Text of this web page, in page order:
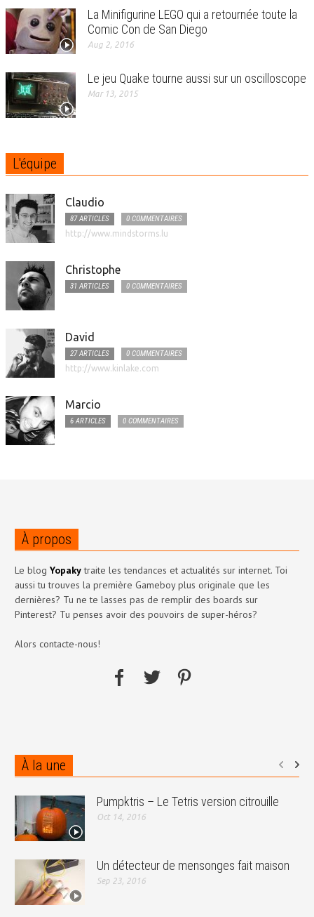
La Minifigurine LEGO qui a retournée toute la
Comic Con de San Diego
Aug 2, 2016
Le jeu Quake tourne aussi sur un oscilloscope
Mar 13, 2015
L'équipe
Claudio
87 ARTICLES
0 COMMENTAIRES
http://www.mindstorms.lu
Christophe
31 ARTICLES 0 COMMENTAIRES
David
27 ARTICLES
0 COMMENTAIRES
http://www.kinlake.com
Marcio
6 ARTICLES 0 COMMENTAIRES
À propos
Le blog Yopakytraite les tendances et actualités sur internet. Toi
aussi tu trouves la première Gameboy plus originale que les
dernières? Tu ne te lasses pas de remplir des boards sur
Pinterest? Tu penses avoir des pouvoirs de super-héros?
Alors contacte-nous!
À la une
Pumpktris – Le Tetris version citrouille
Oct 14, 2016
Un détecteur de mensonges fait maison
Sep 23, 2016